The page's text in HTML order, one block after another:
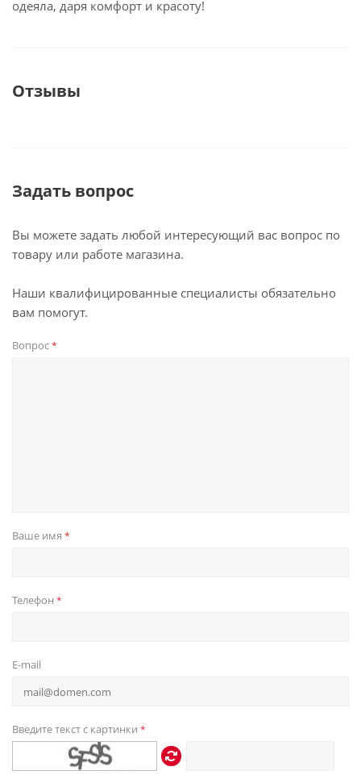
одеяла, даря комфорт и красоту!
Отзывы
Задать вопрос
Вы можете задать любой интересующий вас вопрос по
товару или работе магазина.
Наши квалифицированные специалисты обязательно
вам помогут.
Вопрос*
Ваше имя *
Телефон *
E-mail
Введите текст с картинки *